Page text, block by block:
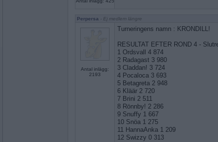
Perpersa - Ej medlem längre
Antal inlägg:
2193
Turneringens namn : KRONDILL!
RESULTAT EFTER ROND 4 -
1 Ordsvall 4 874
2 Radagast 3 980
3 Claddan! 3 724
4 Pocaloca 3 693
5 Betagreta 2 948
6 Kläär 2 720
7 Brini 2 511
8 Rönnby! 2 286
9 Snuffy 1 667
10 Snöa 1 275
11 HannaAnka 1 209
12 Swizzy 0 313